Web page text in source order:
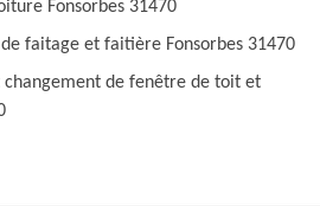
Fonsorbes 31470
faitage et faitière Fonsorbes 31470
changement de fenêtre de toit et